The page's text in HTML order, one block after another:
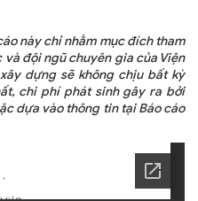
này chỉ nhằm mục đích tham
đội ngũ chuyên gia của Viện
dựng sẽ không chịu bất kỳ
chi phí phát sinh gây ra bởi
dựa vào thông tin tại Báo cáo